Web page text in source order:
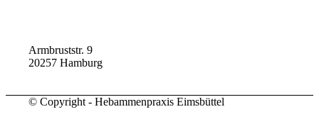
Armbruststr. 9
20257 Hamburg
© Copyright - Hebammenpraxis Eimsbüttel